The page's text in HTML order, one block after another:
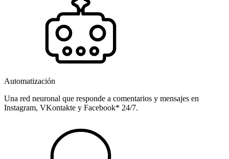
Automatización
Una red neuronal que responde a comentarios y mensajes en
Instagram, VKontakte y Facebook* 24/7.